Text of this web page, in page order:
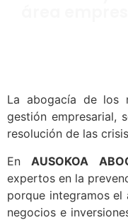
La abogacía de los
gestión empresarial,
resolución de las
EnAUSOKOA
expertos en la
porque integramos
negocios e